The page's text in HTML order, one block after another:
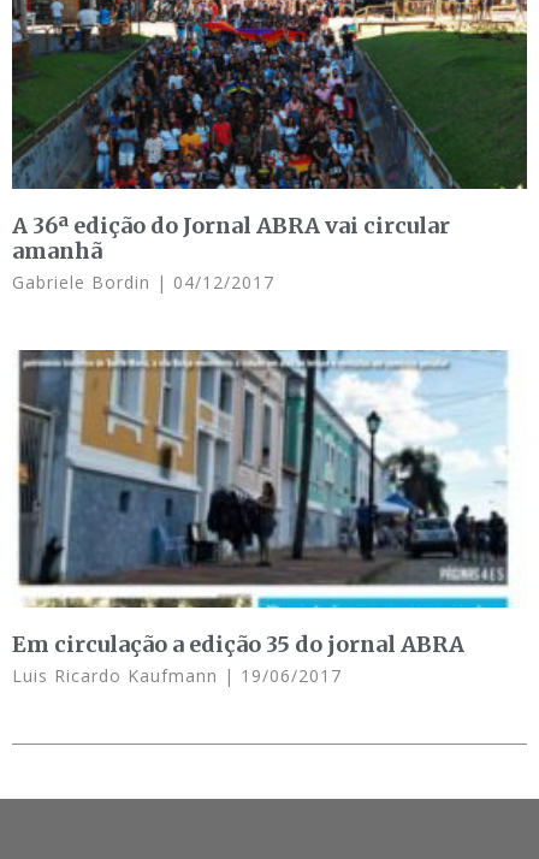
A 36ª edição do Jornal ABRA vai circular
amanhã
Gabriele Bordin 04/12/2017
Em circulação a edição 35 do jornal ABRA
Luis Ricardo Kaufmann 19/06/2017